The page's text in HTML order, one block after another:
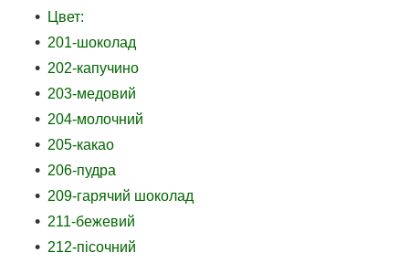
Цвет:
201-шоколад
202-капучино
203-медовий
204-молочний
205-какао
206-пудра
209-гарячий шоколад
211-бежевий
212-пісочний